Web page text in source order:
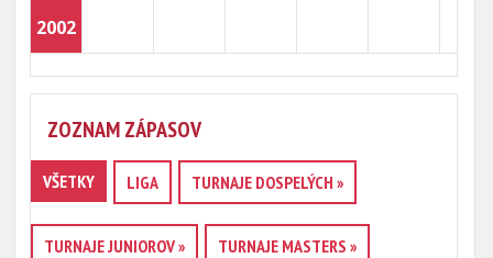
2002
ZOZNAM ZÁPASOV
VŠETKY LIGA TURNAJE DOSPELÝCH »
TURNAJE JUNIOROV » TURNAJE MASTERS »